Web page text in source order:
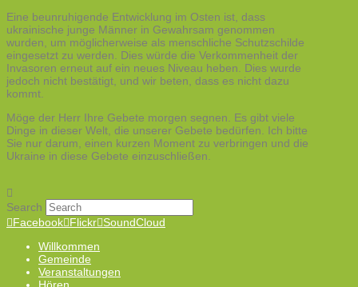
Eine beunruhigende Entwicklung im Osten ist, dass
ukrainische junge Männer in Gewahrsam genommen
wurden, um möglicherweise als menschliche Schutzschilde
eingesetzt zu werden. Dies würde die Verkommenheit der
Invasoren erneut auf ein neues Niveau heben. Dies wurde
jedoch nicht bestätigt, und wir beten, dass es nicht dazu
kommt.
Möge der Herr Ihre Gebete morgen segnen. Es gibt viele
Dinge in dieser Welt, die unserer Gebete bedürfen. Ich bitte
Sie nur darum, einen kurzen Moment zu verbringen und die
Ukraine in diese Gebete einzuschließen.
Search
Facebook Flickr SoundCloud
Willkommen
Gemeinde
Veranstaltungen
Hören